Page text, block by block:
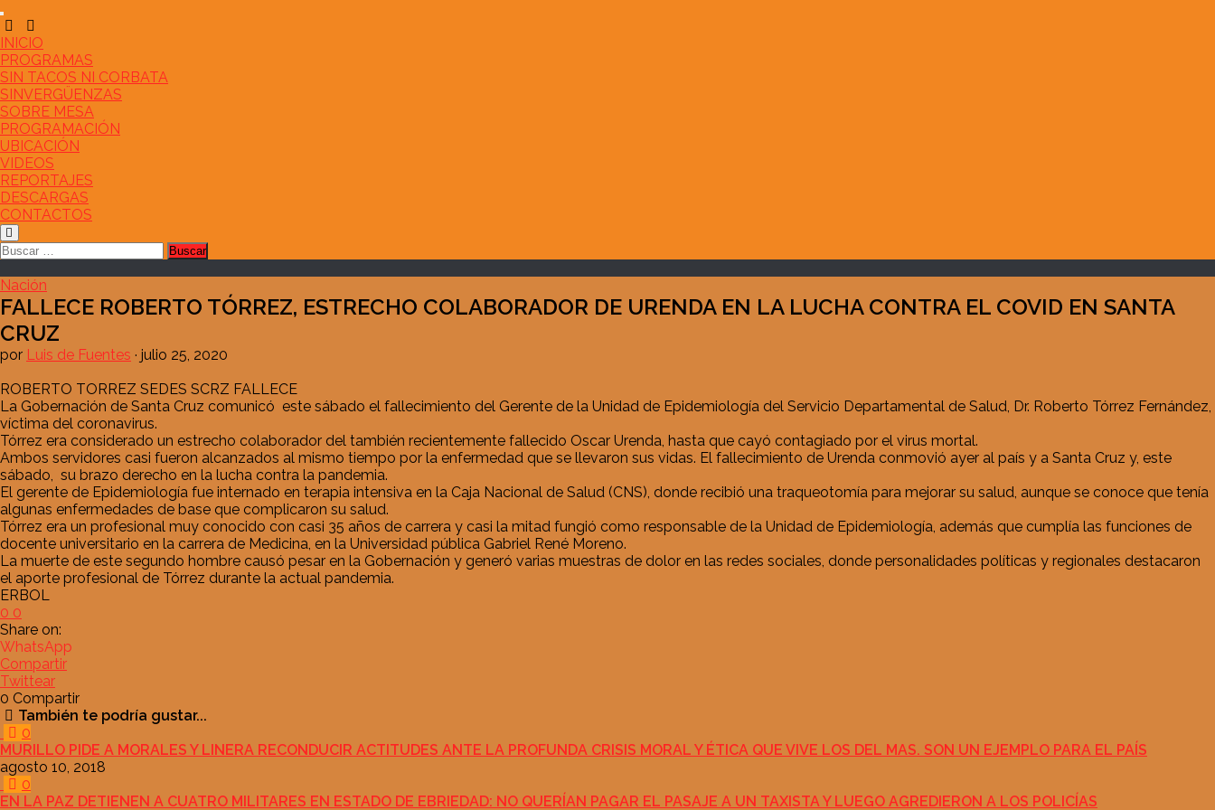
Saltar
al
contenido
INICIO
PROGRAMAS
SIN TACOS NI CORBATA
SINVERGÜENZAS
SOBRE MESA
PROGRAMACIÓN
UBICACIÓN
VIDEOS
REPORTAJES
DESCARGAS
CONTACTOS
Buscar:
Nación
FALLECE ROBERTO TÓRREZ, ESTRECHO COLABORADOR DE URENDA EN LA LUCHA CONTRA EL COVID EN SANTA
CRUZ
por Luis de Fuentes · julio 25, 2020
ROBERTO TORREZ SEDES SCRZ FALLECE
La Gobernación de Santa Cruz comunicó este sábado el fallecimiento del Gerente de la Unidad de Epidemiología del Servicio Departamental de Salud, Dr. Roberto Tórrez Fernández,
víctima del coronavirus.
Tórrez era considerado un estrecho colaborador del también recientemente fallecido Oscar Urenda, hasta que cayó contagiado por el virus mortal.
Ambos servidores casi fueron alcanzados al mismo tiempo por la enfermedad que se llevaron sus vidas. El fallecimiento de Urenda conmovió ayer al país y a Santa Cruz y, este
sábado, su brazo derecho en la lucha contra la pandemia.
El gerente de Epidemiología fue internado en terapia intensiva en la Caja Nacional de Salud (CNS), donde recibió una traqueotomía para mejorar su salud, aunque se conoce que tenía
algunas enfermedades de base que complicaron su salud.
Tórrez era un profesional muy conocido con casi 35 años de carrera y casi la mitad fungió como responsable de la Unidad de Epidemiología, además que cumplía las funciones de
docente universitario en la carrera de Medicina, en la Universidad pública Gabriel René Moreno.
La muerte de este segundo hombre causó pesar en la Gobernación y generó varias muestras de dolor en las redes sociales, donde personalidades políticas y regionales destacaron
el aporte profesional de Tórrez durante la actual pandemia.
ERBOL
0 0
Share on:
WhatsApp
Compartir
Twittear
0 Compartir
También te podría gustar...
0
MURILLO PIDE A MORALES Y LINERA RECONDUCIR ACTITUDES ANTE LA PROFUNDA CRISIS MORAL Y ÉTICA QUE VIVE LOS DEL MAS. SON UN EJEMPLO PARA EL PAÍS
agosto 10, 2018
0
EN LA PAZ DETIENEN A CUATRO MILITARES EN ESTADO DE EBRIEDAD: NO QUERÍAN PAGAR EL PASAJE A UN TAXISTA Y LUEGO AGREDIERON A LOS POLICÍAS